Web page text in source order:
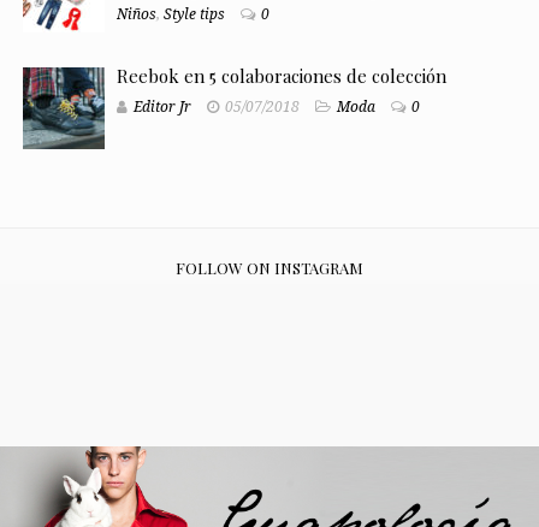
Niños, Style tips 0
Reebok en 5 colaboraciones de colección
Editor Jr 05/07/2018 Moda 0
FOLLOW ON INSTAGRAM